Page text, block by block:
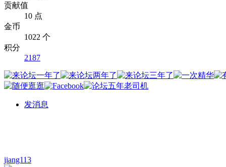
贡献值
10 点
金币
1022 个
积分
2187
发消息
jiang113